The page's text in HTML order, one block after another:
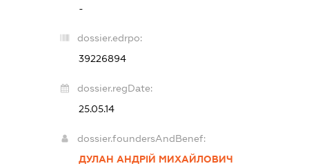
-
dossier.edrpo:
39226894
dossier.regDate:
25.05.14
dossier.foundersAndBenef:
ДУЛАН АНДРІЙ МИХАЙЛОВИЧ